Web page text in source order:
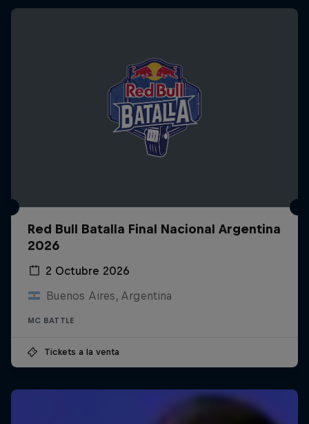
Red Bull Batalla Final Nacional Argentina
2026
2 Octubre 2026
Buenos Aires, Argentina
MC BATTLE
Tickets a la venta